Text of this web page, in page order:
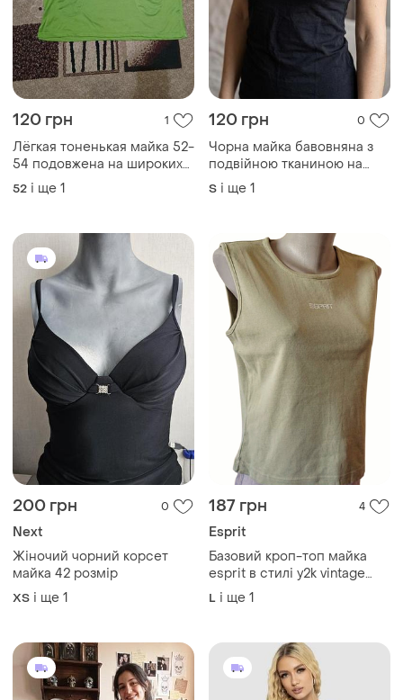
120 грн 1
Лёгкая тоненькая майка 52-
54 подовжена на широких
бретелях свободная с
принтом легка футболка
удлиненная
52 і ще 1
120 грн 0
Чорна майка бавовняна з
подвійною тканиною на
грудях для підтримки
S і ще 1
200 грн 0
Next
Жіночий чорний корсет
майка 42 розмір
ХS і ще 1
187 грн 4
Esprit
Базовий кроп-топ майка
esprit в стилі y2k vintage
плотний хлопок
L і ще 1